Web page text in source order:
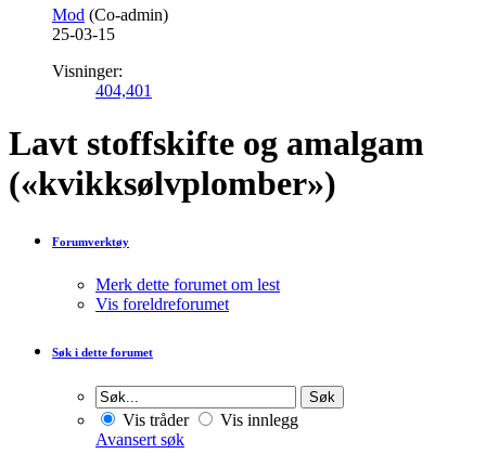
Mod (Co-admin)
25-03-15
Visninger:
404,401
Lavt stoffskifte og amalgam
(«kvikksølvplomber»)
Forumverktøy
Merk dette forumet om lest
Vis foreldreforumet
Søk i dette forumet
Vis tråder
Vis innlegg
Avansert søk